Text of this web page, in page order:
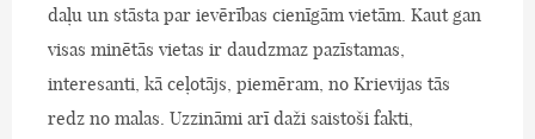
daļu un stāsta par ievērības cienīgām vietām. Kaut gan
visas minētās vietas ir daudzmaz pazīstamas,
interesanti, kā ceļotājs, piemēram, no Krievijas tās
redz no malas. Uzzināmi arī daži saistoši fakti,